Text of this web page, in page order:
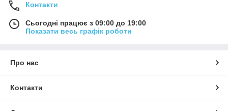
Контакти
Сьогодні працює з 09:00 до 19:00
Показати весь графік роботи
Про нас
Контакти